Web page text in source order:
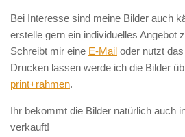
Bei Interesse sind meine Bilder auch
erstelle gern ein individuelles Angebot
Schreibt mir eine E-Mail oder nutzt das
Drucken lassen werde ich die Bilder
print+rahmen.
Ihr bekommt die Bilder natürlich auch
verkauft!